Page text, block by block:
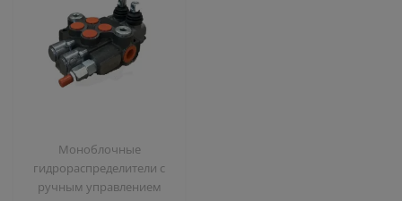
Моноблочные
гидрораспределители с
ручным управлением